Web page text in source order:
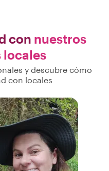
con nuestros
locales
y descubre cómo
con locales